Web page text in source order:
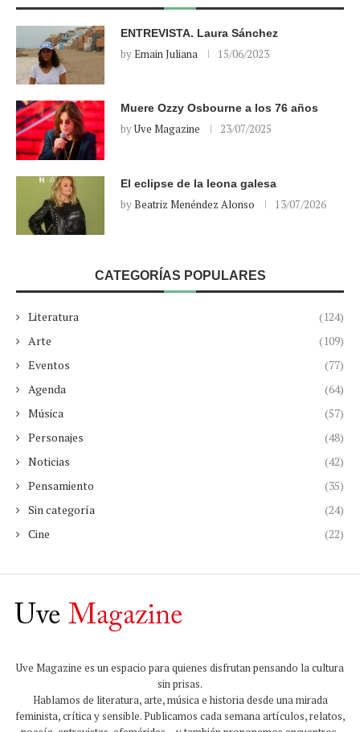
ENTREVISTA. Laura Sánchez
byEmain Juliana 15/06/2023
Muere Ozzy Osbourne a los 76 años
byUve Magazine 23/07/2025
El eclipse de la leona galesa
byBeatriz Menéndez Alonso 13/07/2026
CATEGORÍAS POPULARES
Literatura
(124)
Arte
(109)
Eventos
(77)
Agenda
(64)
Música
(57)
Personajes
(48)
Noticias
(42)
Pensamiento
(35)
Sin categoría
(24)
Cine
(22)
Uve Magazine es un espacio para quienes disfrutan pensando la cultura
sin prisas.
Hablamos de literatura, arte, música e historia desde una mirada
feminista, crítica y sensible. Publicamos cada semana artículos, relatos,